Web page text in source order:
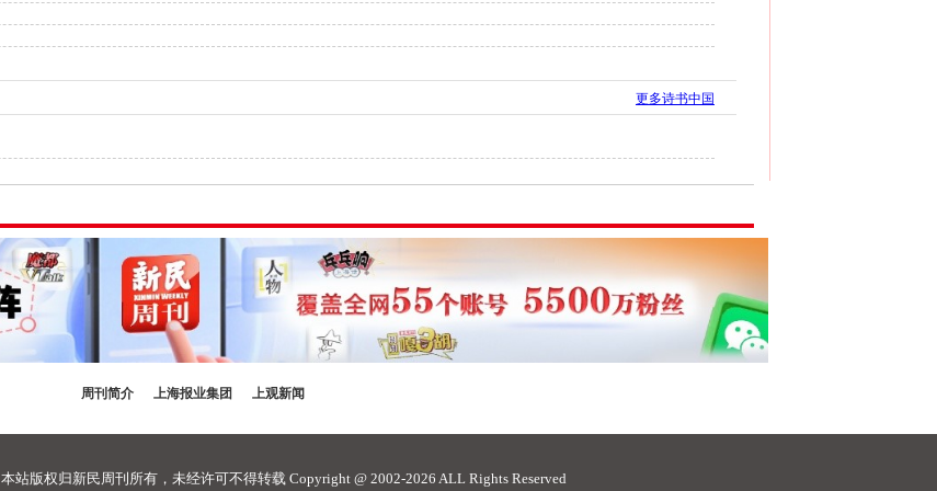
更多诗书中国
周刊简介 上海报业集团 上观新闻
本站版权归新民周刊所有，未经许可不得转载 Copyright @ 2002-2026 ALL Rights Reserved